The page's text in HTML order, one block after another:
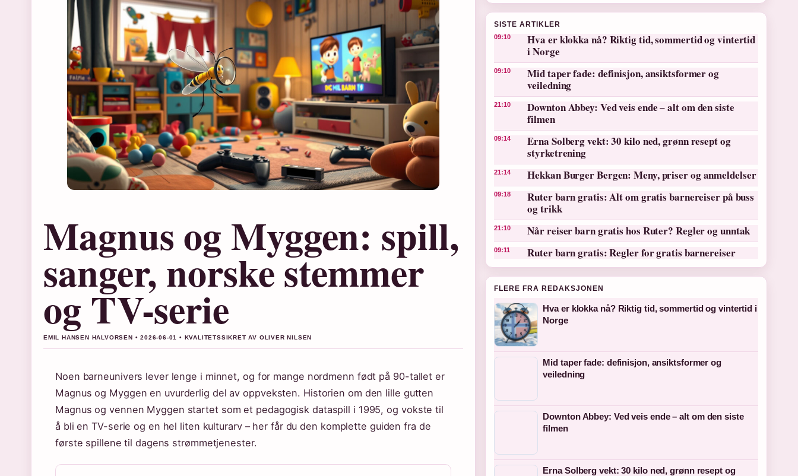
Magnus og Myggen: spill,
sanger, norske stemmer
og TV-serie
EMIL HANSEN HALVORSEN • 2026-06-01 • KVALITETSSIKRET AV OLIVER NILSEN
Noen barneunivers lever lenge i minnet, og for mange nordmenn født på 90-tallet er
Magnus og Myggen en uvurderlig del av oppveksten. Historien om den lille gutten
Magnus og vennen Myggen startet som et pedagogisk dataspill i 1995, og vokste til
å bli en TV-serie og en hel liten kulturarv – her får du den komplette guiden fra de
første spillene til dagens strømmetjenester.
SISTE ARTIKLER
09:10
Hva er klokka nå? Riktig tid, sommertid og vintertid
i Norge
09:10
Mid taper fade: definisjon, ansiktsformer og
veiledning
21:10
Downton Abbey: Ved veis ende – alt om den siste
filmen
09:14
Erna Solberg vekt: 30 kilo ned, grønn resept og
styrketrening
21:14 Hekkan Burger Bergen: Meny, priser og anmeldelser
09:18
Ruter barn gratis: Alt om gratis barnereiser på buss
og trikk
21:10 Når reiser barn gratis hos Ruter? Regler og unntak
09:11 Ruter barn gratis: Regler for gratis barnereiser
FLERE FRA REDAKSJONEN
Hva er klokka nå? Riktig tid, sommertid og vintertid i
Norge
Mid taper fade: definisjon, ansiktsformer og
veiledning
Downton Abbey: Ved veis ende – alt om den siste
filmen
Erna Solberg vekt: 30 kilo ned, grønn resept og